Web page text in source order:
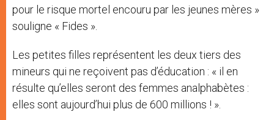
pour le risque mortel encouru par les jeunes mères »
souligne « Fides ».
Les petites filles représentent les deux tiers des
mineurs qui ne reçoivent pas d’éducation : « il en
résulte qu’elles seront des femmes analphabètes :
elles sont aujourd’hui plus de 600 millions ! ».